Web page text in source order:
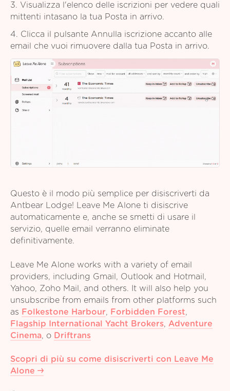
3. Visualizza l'elenco delle iscrizioni per vedere quali
mittenti intasano la tua Posta in arrivo.
4. Clicca il pulsante Annulla iscrizione accanto alle
email che vuoi rimuovere dalla tua Posta in arrivo.
Questo è il modo più semplice per disiscriverti da
Antbear Lodge! Leave Me Alone ti disiscrive
automaticamente e, anche se smetti di usare il
servizio, quelle email verranno eliminate
definitivamente.
Leave Me Alone works with a variety of email
providers, including Gmail, Outlook and Hotmail,
Yahoo, Zoho Mail, and others. It will also help you
unsubscribe from emails from other platforms such
as Folkestone Harbour, Forbidden Forest,
Flagship International Yacht Brokers, Adventure
Cinema, o Driftrans
Scopri di più su come disiscriverti con Leave Me
Alone